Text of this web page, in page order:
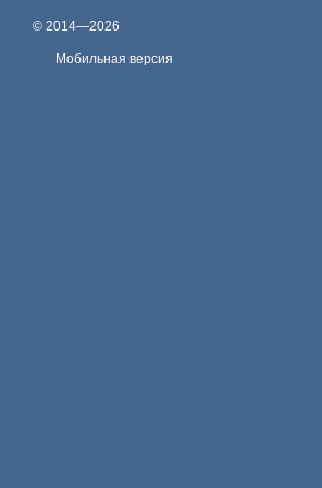
© 2014—2026
Мобильная версия